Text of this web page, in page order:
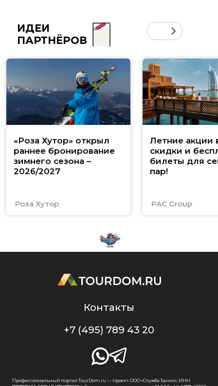
ИДЕИ
ПАРТНЁРОВ
«Роза Хутор» открыл
раннее бронирование
зимнего сезона –
2026/2027
Роза Хутор
Летние акции
скидки и
билеты для
пар!
PAC Group
Контакты
+7 (495) 789 43 20
Профессиональный портал TourDom.ru — проект ООО «Служба Банко», ИНН